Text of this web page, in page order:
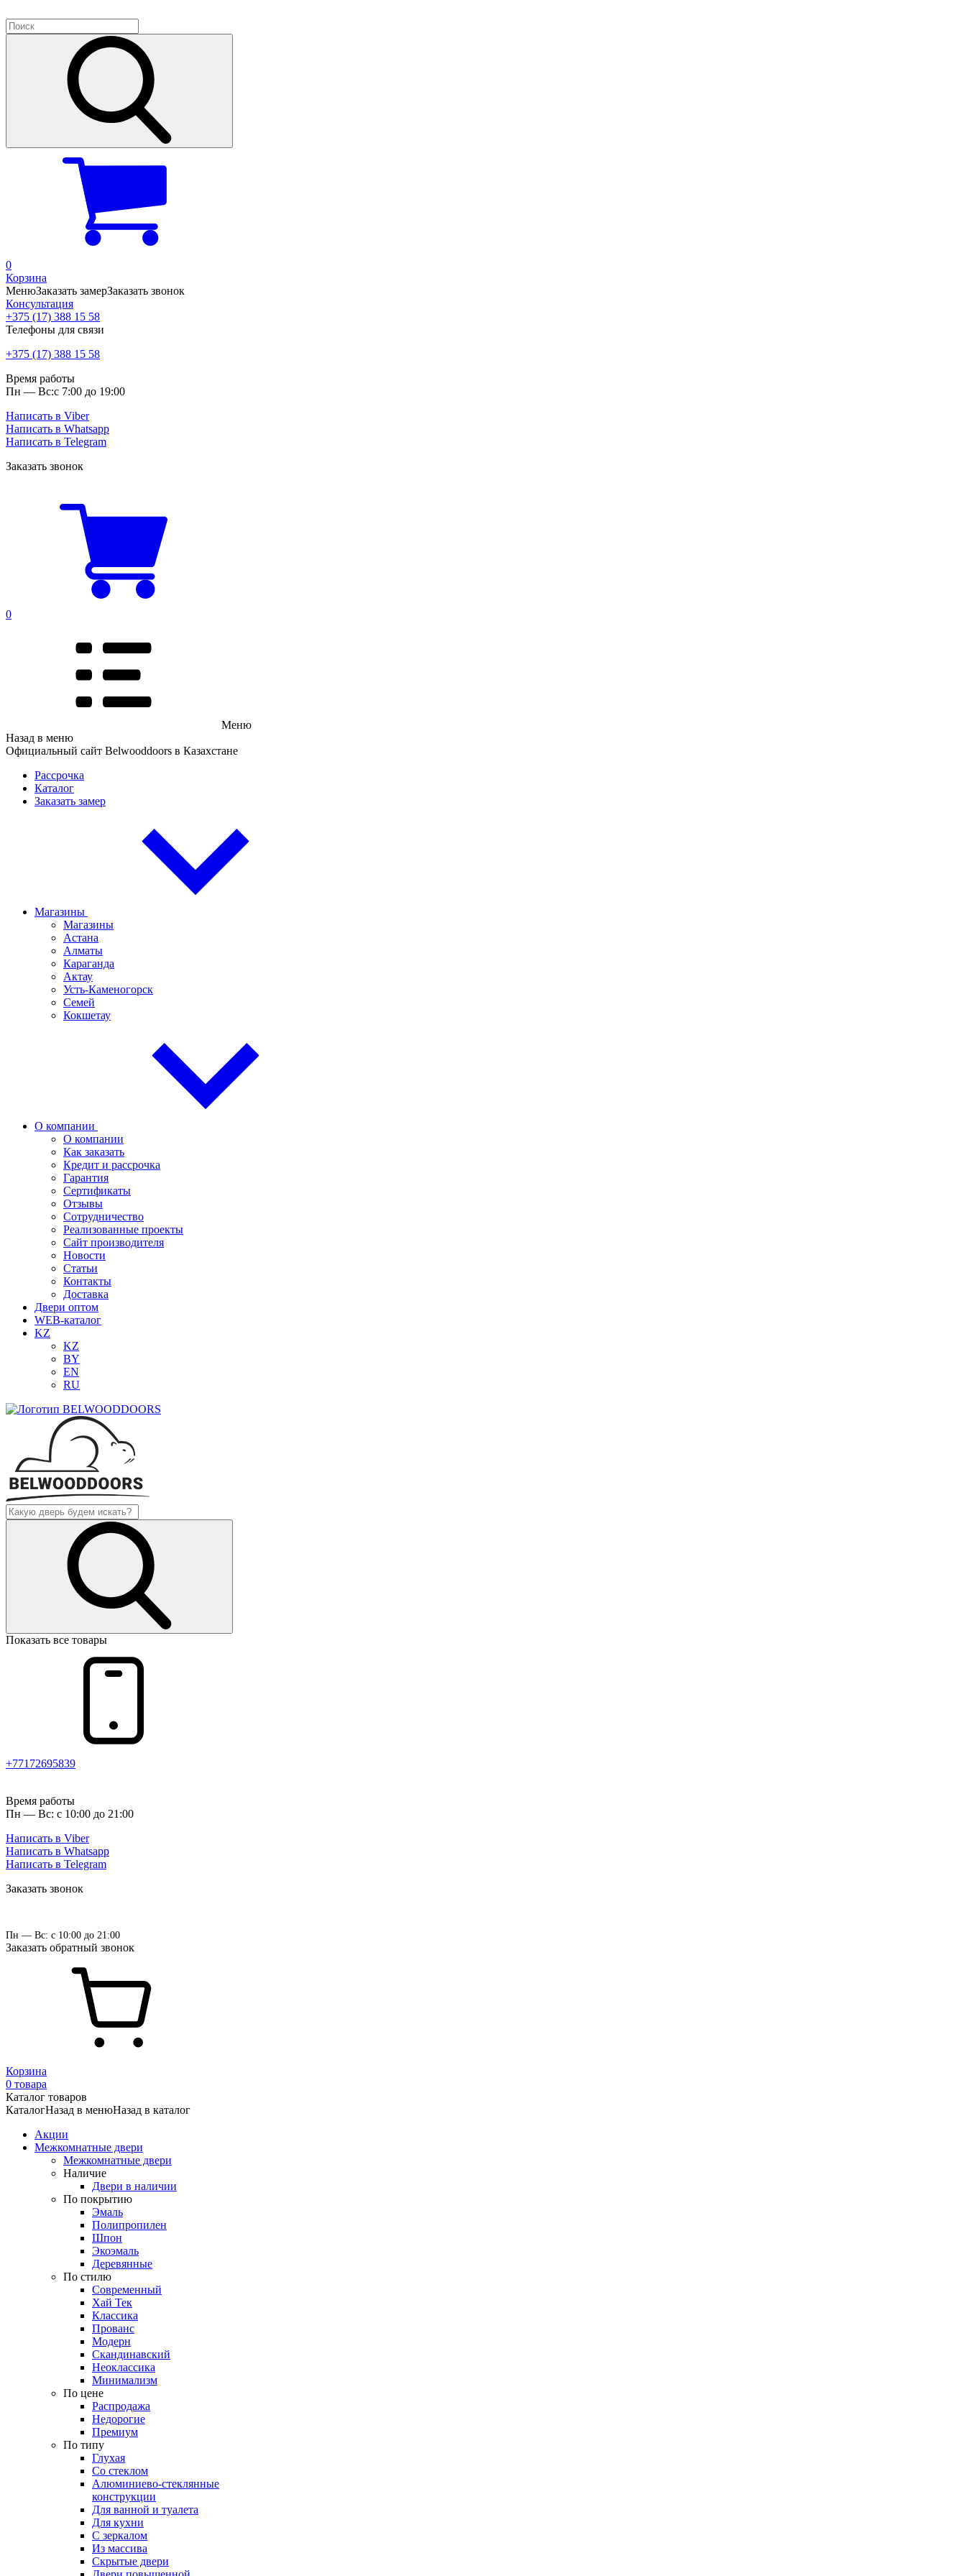
0
Корзина
МенюЗаказать замерЗаказать звонок
Консультация
+375 (17) 388 15 58
Телефоны для связи
+375 (17) 388 15 58
Время работы
Пн — Вс:с 7:00 до 19:00
Написать в Viber
Написать в Whatsapp
Написать в Telegram
Заказать звонок
0
Меню
Назад в меню
Официальный сайт Belwooddoors в Казахстане
Рассрочка
Каталог
Заказать замер
Магазины
Магазины
Астана
Алматы
Караганда
Актау
Усть-Каменогорск
Семей
Кокшетау
О компании
О компании
Как заказать
Кредит и рассрочка
Гарантия
Сертификаты
Отзывы
Сотрудничество
Реализованные проекты
Сайт производителя
Новости
Статьи
Контакты
Доставка
Двери оптом
WEB-каталог
KZ
KZ
BY
EN
RU
Показать все товары
+77172695839
Время работы
Пн — Вс: с 10:00 до 21:00
Написать в Viber
Написать в Whatsapp
Написать в Telegram
Заказать звонок
Пн — Вс: с 10:00 до 21:00
Заказать обратный звонок
Корзина
0 товара
Каталог товаров
КаталогНазад в менюНазад в каталог
Акции
Межкомнатные двери
Межкомнатные двери
Наличие
Двери в наличии
По покрытию
Эмаль
Полипропилен
Шпон
Экоэмаль
Деревянные
По стилю
Современный
Хай Тек
Классика
Прованс
Модерн
Скандинавский
Неоклассика
Минимализм
По цене
Распродажа
Недорогие
Премиум
По типу
Глухая
Со стеклом
Алюминиево-стеклянные
конструкции
Для ванной и туалета
Для кухни
С зеркалом
Из массива
Скрытые двери